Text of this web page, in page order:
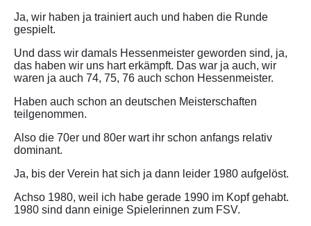
Ja, wir haben ja trainiert auch und haben die Runde
gespielt.
Und dass wir damals Hessenmeister geworden sind, ja,
das haben wir uns hart erkämpft. Das war ja auch, wir
waren ja auch 74, 75, 76 auch schon Hessenmeister.
Haben auch schon an deutschen Meisterschaften
teilgenommen.
Also die 70er und 80er wart ihr schon anfangs relativ
dominant.
Ja, bis der Verein hat sich ja dann leider 1980 aufgelöst.
Achso 1980, weil ich habe gerade 1990 im Kopf gehabt.
1980 sind dann einige Spielerinnen zum FSV.